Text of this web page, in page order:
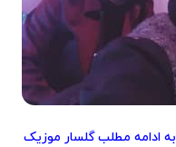
به ادامه مطلب گلسار موزیک